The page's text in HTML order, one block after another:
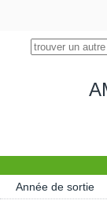
Année de sortie